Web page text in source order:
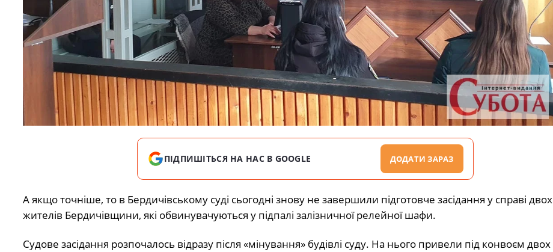
ПІДПИШІТЬСЯ НА НАС В GOOGLE ДОДАТИ ЗАРАЗ
А якщо точніше, то в Бердичівському суді сьогодні знову не завершили підготовче засідання у справі двох
жителів Бердичівщини, які обвинувачуються у підпалі залізничної релейної шафи.
Судове засідання розпочалось відразу після «мінування» будівлі суду. На нього привели під конвоєм двох